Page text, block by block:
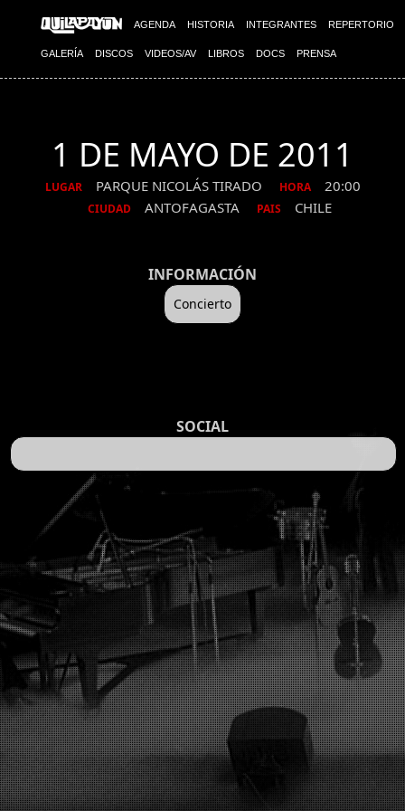
AGENDA HISTORIA INTEGRANTES REPERTORIO
GALERÍA DISCOS VIDEOS/AV LIBROS DOCS PRENSA
1 DE MAYO DE 2011
LUGAR PARQUE NICOLÁS TIRADO HORA 20:00
CIUDAD ANTOFAGASTA PAIS CHILE
INFORMACIÓN
Concierto
SOCIAL